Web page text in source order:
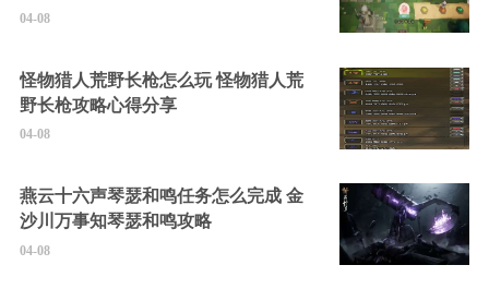
04-08
怪物猎人荒野长枪怎么玩 怪物猎人荒
野长枪攻略心得分享
04-08
燕云十六声琴瑟和鸣任务怎么完成 金
沙川万事知琴瑟和鸣攻略
04-08